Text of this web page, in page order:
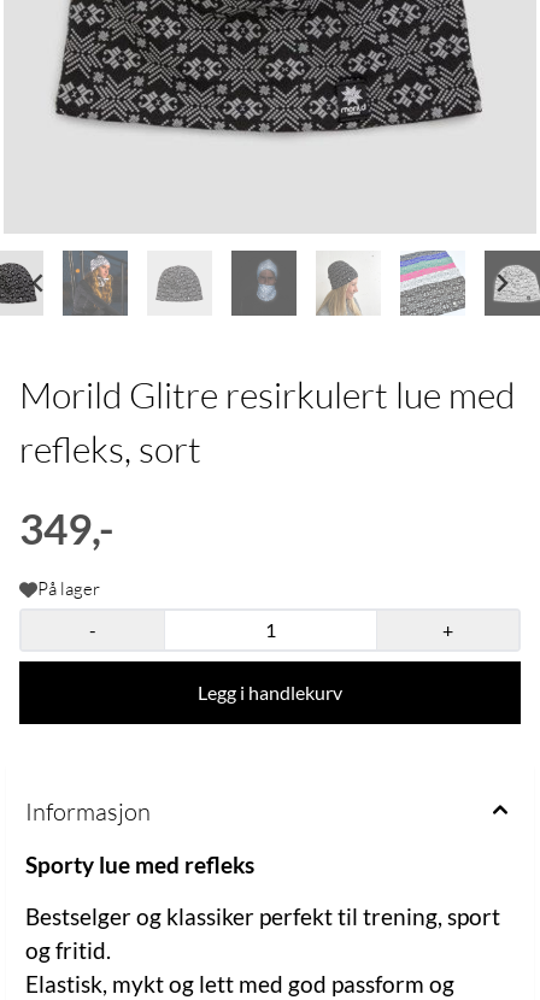
Morild Glitre resirkulert lue med
refleks, sort
349,-
På lager
-
+
Legg i handlekurv
Informasjon
Sporty lue med refleks
Bestselger og klassiker perfekt til trening, sport
og fritid.
Elastisk, mykt og lett med god passform og